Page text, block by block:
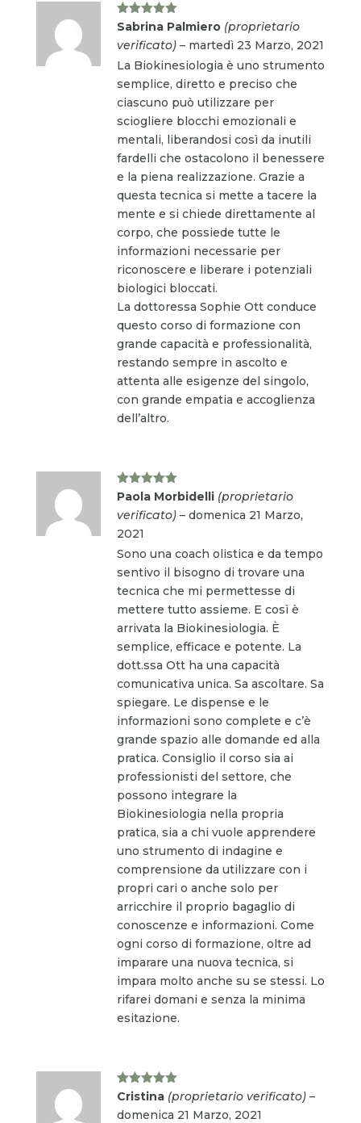
Valutato5
Sabrina Palmiero (proprietario
verificato) – martedì 23 Marzo, 2021
La Biokinesiologia è uno strumento
semplice, diretto e preciso che
ciascuno può utilizzare per
sciogliere blocchi emozionali e
mentali, liberandosi così da inutili
fardelli che ostacolono il benessere
e la piena realizzazione. Grazie a
questa tecnica si mette a tacere la
mente e si chiede direttamente al
corpo, che possiede tutte le
informazioni necessarie per
riconoscere e liberare i potenziali
biologici bloccati.
La dottoressa Sophie Ott conduce
questo corso di formazione con
grande capacità e professionalità,
restando sempre in ascolto e
attenta alle esigenze del singolo,
con grande empatia e accoglienza
dell’altro.
Valutato5
Paola Morbidelli (proprietario
verificato) – domenica 21 Marzo,
2021
Sono una coach olistica e da tempo
sentivo il bisogno di trovare una
tecnica che mi permettesse di
mettere tutto assieme. E così è
arrivata la Biokinesiologia. È
semplice, efficace e potente. La
dott.ssa Ott ha una capacità
comunicativa unica. Sa ascoltare. Sa
spiegare. Le dispense e le
informazioni sono complete e c’è
grande spazio alle domande ed alla
pratica. Consiglio il corso sia ai
professionisti del settore, che
possono integrare la
Biokinesiologia nella propria
pratica, sia a chi vuole apprendere
uno strumento di indagine e
comprensione da utilizzare con i
propri cari o anche solo per
arricchire il proprio bagaglio di
conoscenze e informazioni. Come
ogni corso di formazione, oltre ad
imparare una nuova tecnica, si
impara molto anche su se stessi. Lo
rifarei domani e senza la minima
esitazione.
Valutato5
Cristina (proprietario verificato) –
domenica 21 Marzo, 2021